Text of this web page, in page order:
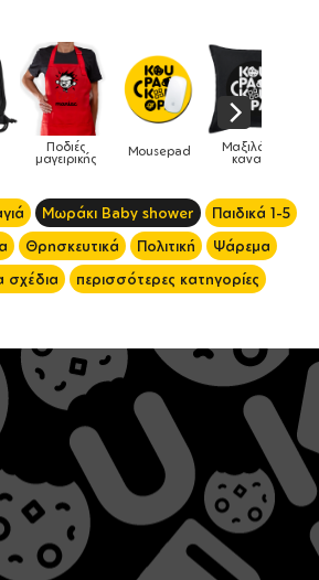
Μαξιλάρια
καναπέ Phone Holders
Μωράκι Baby shower
Παιδικά 1-5
Θρησκευτικά Πολιτική
Ψάρεμα
σχέδια περισσότερες κατηγορίες